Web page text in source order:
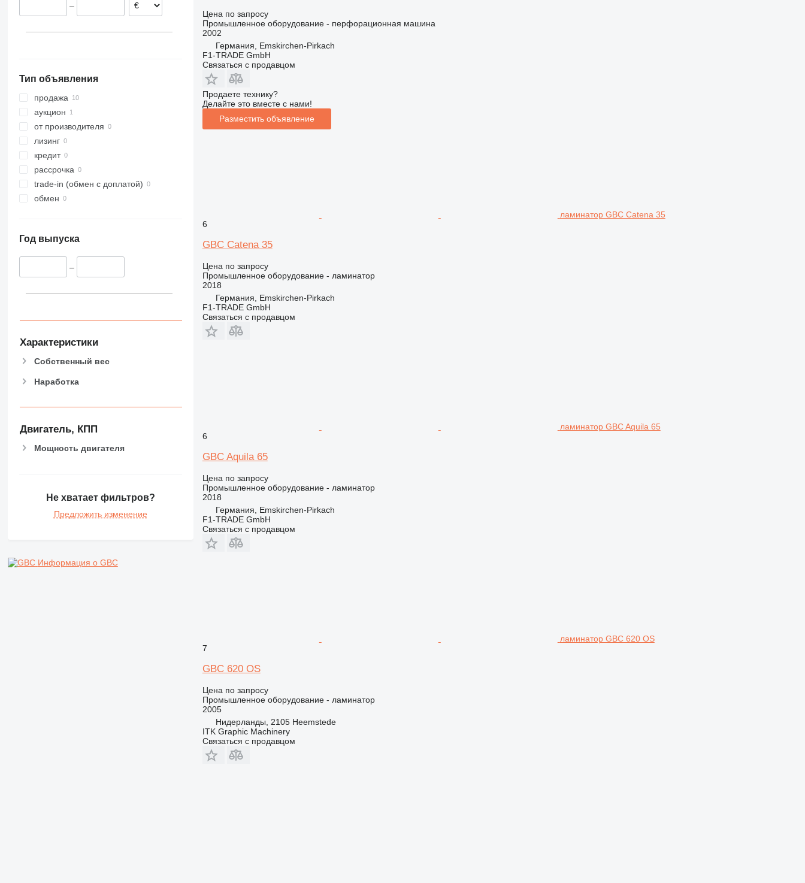
–
Тип объявления
продажа
аукцион
от производителя
лизинг
кредит
рассрочка
trade-in (обмен с доплатой)
обмен
Год выпуска
–
Характеристики
Собственный вес
Наработка
Двигатель, КПП
Мощность двигателя
Не хватает фильтров?
Предложить изменение
Информация о GBC
Цена по запросу
Промышленное оборудование - перфорационная машина
2002
Германия, Emskirchen-Pirkach
F1-TRADE GmbH
Связаться с продавцом
Продаете технику?
Делайте это вместе с нами!
Разместить объявление
ламинатор GBC Catena 35
6
GBC Catena 35
Цена по запросу
Промышленное оборудование - ламинатор
2018
Германия, Emskirchen-Pirkach
F1-TRADE GmbH
Связаться с продавцом
ламинатор GBC Aquila 65
6
GBC Aquila 65
Цена по запросу
Промышленное оборудование - ламинатор
2018
Германия, Emskirchen-Pirkach
F1-TRADE GmbH
Связаться с продавцом
ламинатор GBC 620 OS
7
GBC 620 OS
Цена по запросу
Промышленное оборудование - ламинатор
2005
Нидерланды, 2105 Heemstede
ITK Graphic Machinery
Связаться с продавцом